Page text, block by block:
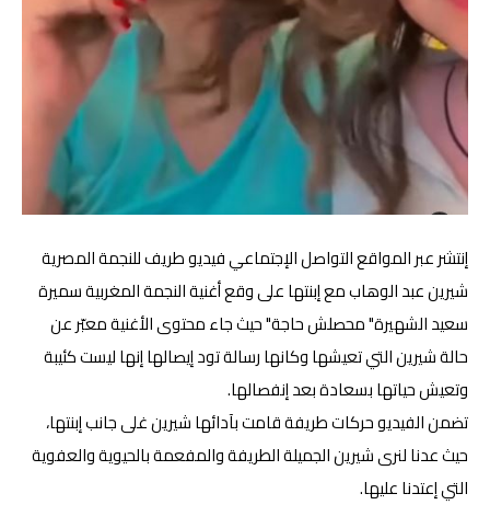
إنتشر عبر المواقع التواصل الإجتماعي فيديو طريف للنجمة المصرية
شيرين عبد الوهابمع إبنتها على وقع أغنية النجمة المغربية سميرة
سعيد الشهيرة" محصلش حاجة" حيث جاء محتوى الأغنية معبّر عن
حالة شيرين التي تعيشها وكانها رسالة تود إيصالها إنها ليست كئيبة
وتعيش حياتها بسعادة بعد إنفصالها.
تضمن الفيديو حركات طريفة قامت بآدائها شيرين غلى جانب إبنتها،
حيث عدنا لنرى شيرين الجميلة الطريفة والمفعمة بالحيوية والعفوية
التي إعتدنا عليها.